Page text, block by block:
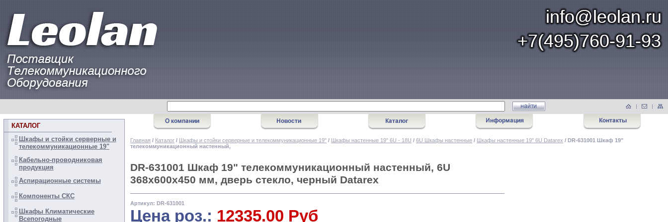
КАТАЛОГ
Шкафы и стойки серверные и
телекоммуникационные 19"
Кабельно-проводниковая
продукция
Аспирационные системы
Компоненты СКС
Шкафы Климатические
Всепогодные
Главная / Каталог / Шкафы и стойки серверные и телекоммуникационные 19" / Шкафы настенные 19" 6U - 18U /6U Шкафы настенные / Шкафы настенные 19" 6U Datarex / DR-631001 Шкаф 19"
телекоммуникационный настенный,
DR-631001 Шкаф 19" телекоммуникационный настенный, 6U
368х600х450 мм, дверь стекло, черный Datarex
Артикул: DR-631001
Цена роз.: 12335.00 Руб